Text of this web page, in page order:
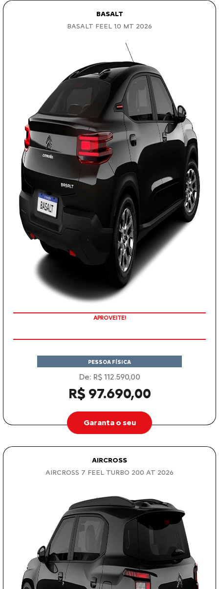
BASALT
BASALT FEEL 1.0 MT 2026
COM SEU USADO NA TROCA
PESSOA FÍSICA
De: R$ 112.590,00
R$ 97.690,00
Garanta o seu
AIRCROSS
AIRCROSS 7 FEEL TURBO 200 AT 2026